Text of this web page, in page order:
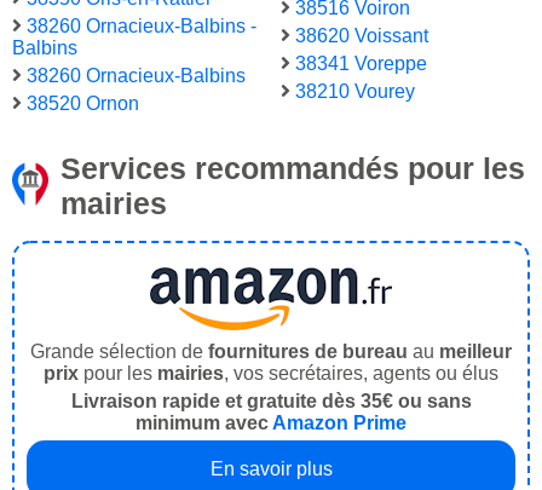
38260 Ornacieux-Balbins -
Balbins
38260 Ornacieux-Balbins
38520 Ornon
38516 Voiron
38620 Voissant
38341 Voreppe
38210 Vourey
Services recommandés pour les
mairies
Grande sélection de fournitures de bureau au meilleur
prix pour les mairies, vos secrétaires, agents ou élus
Livraison rapide et gratuite dès 35€ ou sans
minimum avecAmazon Prime
En savoir plus